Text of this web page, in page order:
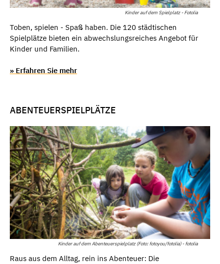
Kinder auf dem Spielplatz - Fotolia
Toben, spielen - Spaß haben. Die 120 städtischen
Spielplätze bieten ein abwechslungsreiches Angebot für
Kinder und Familien.
» Erfahren Sie mehr
ABENTEUERSPIELPLÄTZE
Kinder auf dem Abenteuerspielplatz (Foto: fotoyou/fotolia) - fotolia
Raus aus dem Alltag, rein ins Abenteuer: Die